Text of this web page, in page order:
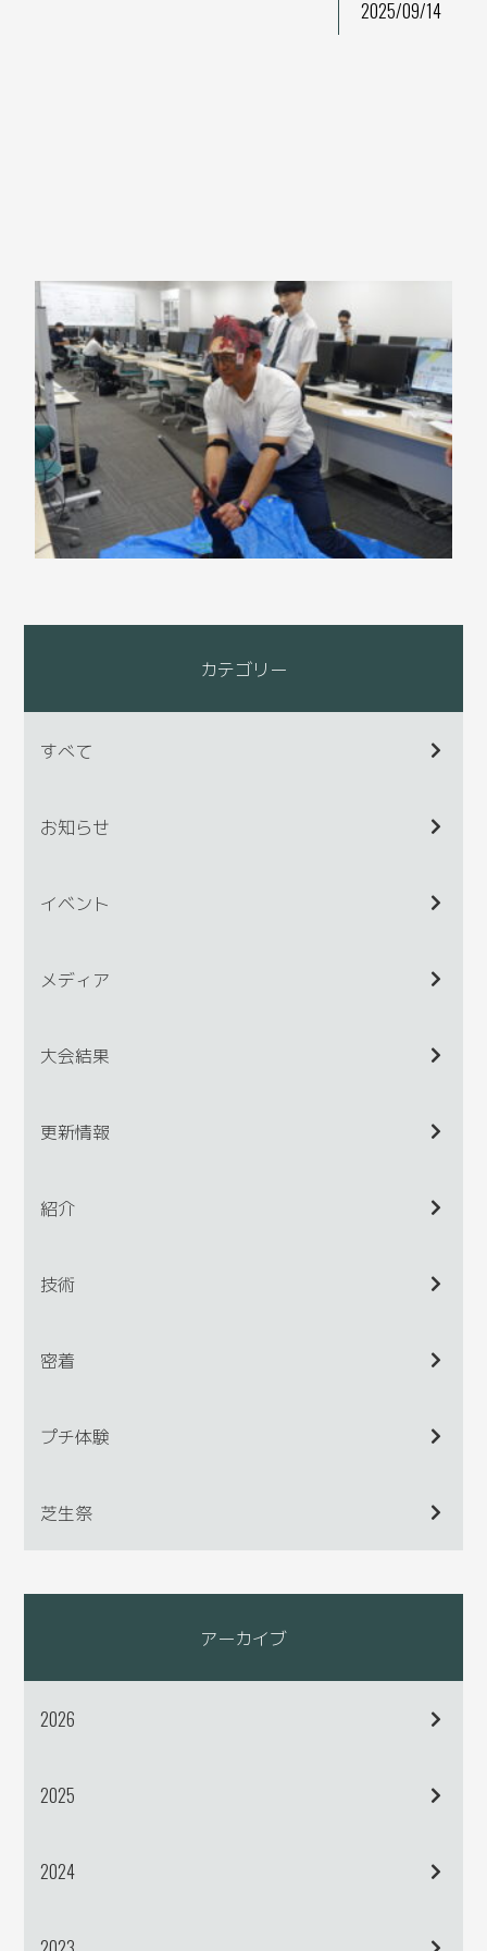
2025/09/14
カテゴリー
すべて
お知らせ
イベント
メディア
大会結果
更新情報
紹介
技術
密着
プチ体験
芝生祭
アーカイブ
2026
2025
2024